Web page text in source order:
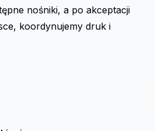
nośniki, a po akceptacji
koordynujemy druk i